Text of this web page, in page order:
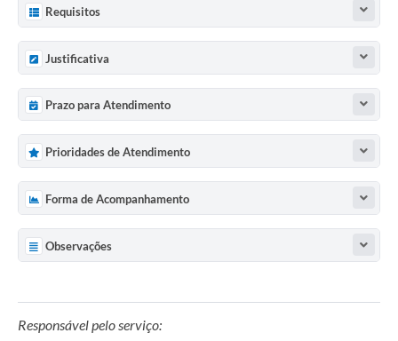
Requisitos
Justificativa
Prazo para Atendimento
Prioridades de Atendimento
Forma de Acompanhamento
Observações
Responsável pelo serviço: